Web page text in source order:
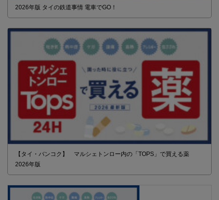
2026年版 タイの鉄道事情 電車でGO！
【タイ・バンコク】 マルシェトンロー内の「TOPS」で買える薬
2026年版